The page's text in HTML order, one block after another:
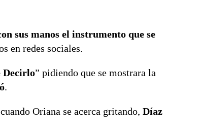
sus manos el instrumento que se
en redes sociales.
Decirlo” pidiendo que se mostrara la
.
Oriana se acerca gritando, Díaz